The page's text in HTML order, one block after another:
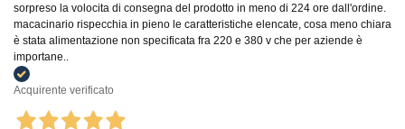
sorpreso la volocita di consegna del prodotto in meno di 224 ore dall'ordine.
macacinario rispecchia in pieno le caratteristiche elencate, cosa meno chiara
è stata alimentazione non specificata fra 220 e 380 v che per aziende è
importane..
Acquirente verificato